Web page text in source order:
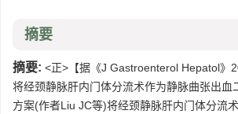
摘要
摘要: <正>【据《J Gastroenterol Hepatol》
将经颈静脉肝内门体分流术作为静脉曲张出血
方案(作者Liu JC等)将经颈静脉肝内门体分流